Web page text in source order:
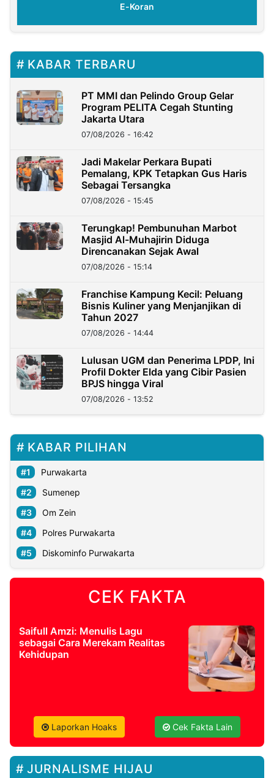
E-Koran
KABAR TERBARU
PT MMI dan Pelindo Group Gelar
Program PELITA Cegah Stunting
Jakarta Utara
07/08/2026 - 16:42
Jadi Makelar Perkara Bupati
Pemalang, KPK Tetapkan Gus Haris
Sebagai Tersangka
07/08/2026 - 15:45
Terungkap! Pembunuhan Marbot
Masjid Al-Muhajirin Diduga
Direncanakan Sejak Awal
07/08/2026 - 15:14
Franchise Kampung Kecil: Peluang
Bisnis Kuliner yang Menjanjikan di
Tahun 2027
07/08/2026 - 14:44
Lulusan UGM dan Penerima LPDP, Ini
Profil Dokter Elda yang Cibir Pasien
BPJS hingga Viral
07/08/2026 - 13:52
KABAR PILIHAN
Purwakarta
Sumenep
Om Zein
Polres Purwakarta
Diskominfo Purwakarta
CEK FAKTA
Saifull Amzi: Menulis Lagu
sebagai Cara Merekam Realitas
Kehidupan
Laporkan Hoaks Cek Fakta Lain
JURNALISME HIJAU